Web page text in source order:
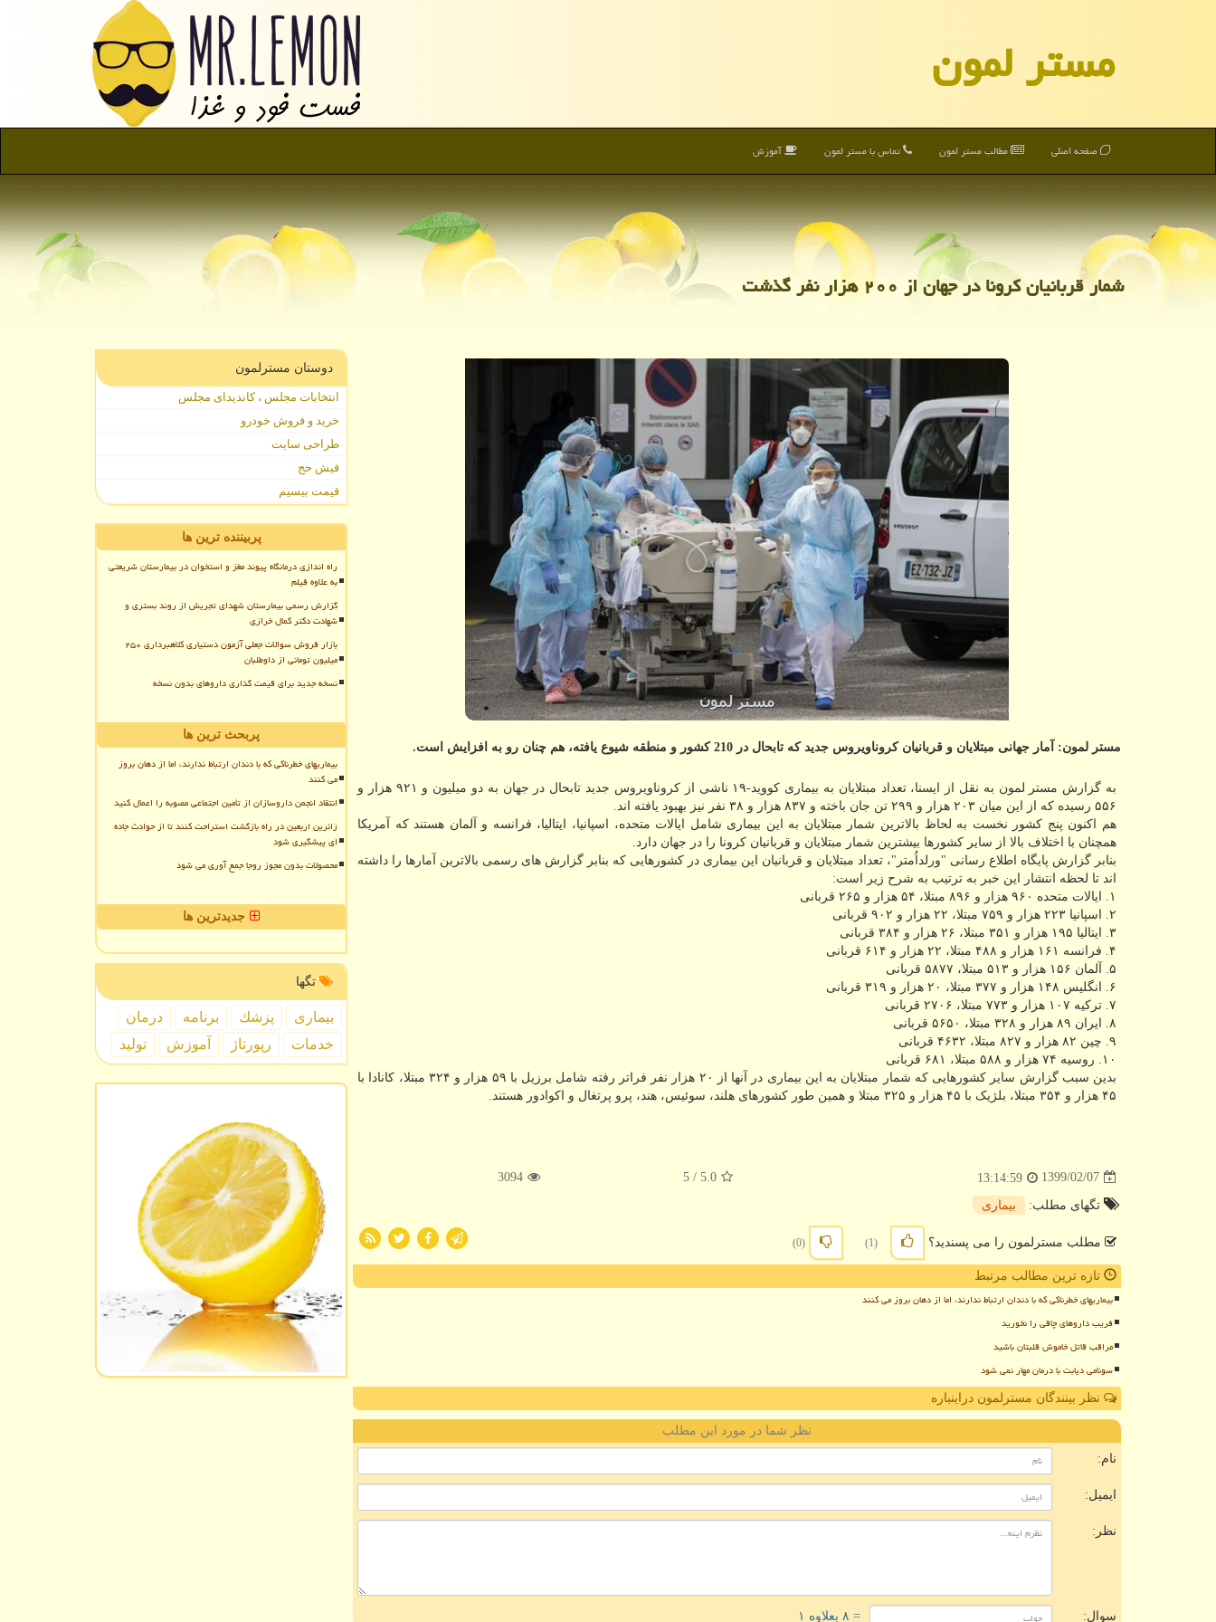
مستر لمون
صفحه اصلی مطالب مستر لمون تماس با مستر لمون آموزش
شمار قربانیان كرونا در جهان از ۲۰۰ هزار نفر گذشت
مستر لمون: آمار جهانی مبتلایان و قربانیان كروناویروس جدید كه تابحال در 210 كشور و منطقه شیوع یافته، هم چنان رو به افزایش است.
به گزارش مستر لمون به نقل از ایسنا، تعداد مبتلایان به بیماری کووید-۱۹ ناشی از کروناویروس جدید تابحال در جهان به دو میلیون و ۹۲۱ هزار و
۵۵۶ رسیده که از این میان ۲۰۳ هزار و ۲۹۹ تن جان باخته و ۸۳۷ هزار و ۳۸ نفر نیز بهبود یافته اند.
هم اکنون پنج کشور نخست به لحاظ بالاترین شمار مبتلایان به این بیماری شامل ایالات متحده، اسپانیا، ایتالیا، فرانسه و آلمان هستند که آمریکا
همچنان با اختلاف بالا از سایر کشورها بیشترین شمار مبتلایان و قربانیان کرونا را در جهان دارد.
بنابر گزارش پایگاه اطلاع رسانی "ورلداُمتر"، تعداد مبتلایان و قربانیان این بیماری در کشورهایی که بنابر گزارش های رسمی بالاترین آمارها را داشته
اند تا لحظه انتشار این خبر به ترتیب به شرح زیر است:
۱. ایالات متحده ۹۶۰ هزار و ۸۹۶ مبتلا، ۵۴ هزار و ۲۶۵ قربانی
۲. اسپانیا ۲۲۳ هزار و ۷۵۹ مبتلا، ۲۲ هزار و ۹۰۲ قربانی
۳. ایتالیا ۱۹۵ هزار و ۳۵۱ مبتلا، ۲۶ هزار و ۳۸۴ قربانی
۴. فرانسه ۱۶۱ هزار و ۴۸۸ مبتلا، ۲۲ هزار و ۶۱۴ قربانی
۵. آلمان ۱۵۶ هزار و ۵۱۳ مبتلا، ۵۸۷۷ قربانی
۶. انگلیس ۱۴۸ هزار و ۳۷۷ مبتلا، ۲۰ هزار و ۳۱۹ قربانی
۷. ترکیه ۱۰۷ هزار و ۷۷۳ مبتلا، ۲۷۰۶ قربانی
۸. ایران ۸۹ هزار و ۳۲۸ مبتلا، ۵۶۵۰ قربانی
۹. چین ۸۲ هزار و ۸۲۷ مبتلا، ۴۶۳۲ قربانی
۱۰. روسیه ۷۴ هزار و ۵۸۸ مبتلا، ۶۸۱ قربانی
بدین سبب گزارش سایر کشورهایی که شمار مبتلایان به این بیماری در آنها از ۲۰ هزار نفر فراتر رفته شامل برزیل با ۵۹ هزار و ۳۲۴ مبتلا، کانادا با
۴۵ هزار و ۳۵۴ مبتلا، بلژیک با ۴۵ هزار و ۳۲۵ مبتلا و همین طور کشورهای هلند، سوئیس، هند، پرو پرتغال و اکوادور هستند.
1399/02/07
13:14:59
5.0
/ 5
3094
تگهای مطلب: بیماری
مطلب مسترلمون را می پسندید؟ (1)
(0)
تازه ترین مطالب مرتبط
بیماریهای خطرناکی که با دندان ارتباط ندارند، اما از دهان بروز می کنند
فریب داروهای چاقی را نخورید
مراقب قاتل خاموش قلبتان باشید
سونامی دیابت با درمان مهار نمی شود
نظر بینندگان مسترلمون دراینباره
نظر شما در مورد این مطلب
نام:
ایمیل:
نظر:
سوال: = ۸ بعلاوه ۱
دوستان مسترلمون
انتخابات مجلس ، کاندیدای مجلس
خرید و فروش خودرو
طراحی سایت
فیش حج
قیمت بیسیم
پربیننده ترین ها
راه اندازی درمانگاه پیوند مغز و استخوان در بیمارستان شریعتی
به علاوه فیلم
گزارش رسمی بیمارستان شهدای تجریش از روند بستری و
شهادت دکتر کمال خرازی
بازار فروش سوالات جعلی آزمون دستیاری کلاهبرداری ۲۵۰
میلیون تومانی از داوطلبان
نسخه جدید برای قیمت گذاری داروهای بدون نسخه
پربحث ترین ها
بیماریهای خطرناکی که با دندان ارتباط ندارند، اما از دهان بروز
می کنند
انتقاد انجمن داروسازان از تأمین اجتماعی مصوبه را اعمال کنید
زائرین اربعین در راه بازگشت استراحت کنند تا از حوادث جاده
ای پیشگیری شود
محصولات بدون مجوز روجا جمع آوری می شود
جدیدترین ها
تگها
بیماری پزشك برنامه
درمان
خدمات
رپورتاژ آموزش تولید